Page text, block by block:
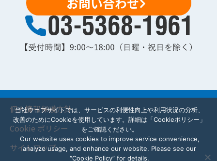
個人情報保護方針
Cookie ポリシー
サイトマップ
当社ウェブサイトでは、サービスの利便性向上や利用状況の分析、
改善のためにCookieを使用しています。詳細は「Cookieポリシー」
をご確認ください。
Our website uses cookies to improve service convenience,
analyze usage, and enhance our website. Please see our
“Cookie Policy” for details.